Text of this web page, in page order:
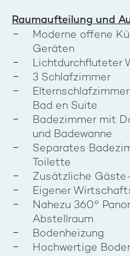
Raumaufteilung und
Moderne offene
Geräten
Lichtdurchfluteter
3 Schlafzimmer
Bad en Suite
Badezimmer mit
und Badewanne
Separates
Toilette
Zusätzliche
Eigener
Nahezu 360°
Abstellraum
Bodenheizung
Hochwertige